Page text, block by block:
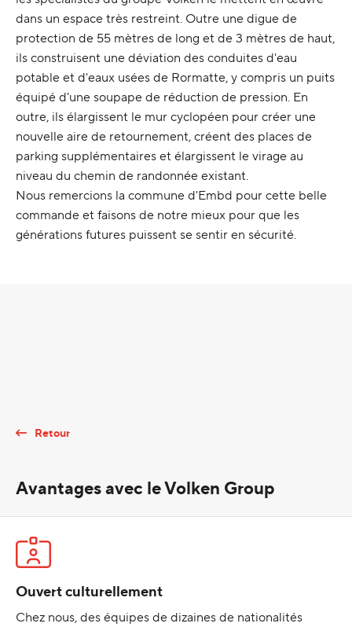
dans un espace très restreint. Outre une digue de
protection de 55 mètres de long et de 3 mètres de haut,
ils construisent une déviation des conduites d'eau
potable et d'eaux usées de Rormatte, y compris un puits
équipé d'une soupape de réduction de pression. En
outre, ils élargissent le mur cyclopéen pour créer une
nouvelle aire de retournement, créent des places de
parking supplémentaires et élargissent le virage au
niveau du chemin de randonnée existant.
Nous remercions la commune d'Embd pour cette belle
commande et faisons de notre mieux pour que les
générations futures puissent se sentir en sécurité.
Retour
Avantages avec le Volken Group
Ouvert culturellement
Chez nous, des équipes de dizaines de nationalités